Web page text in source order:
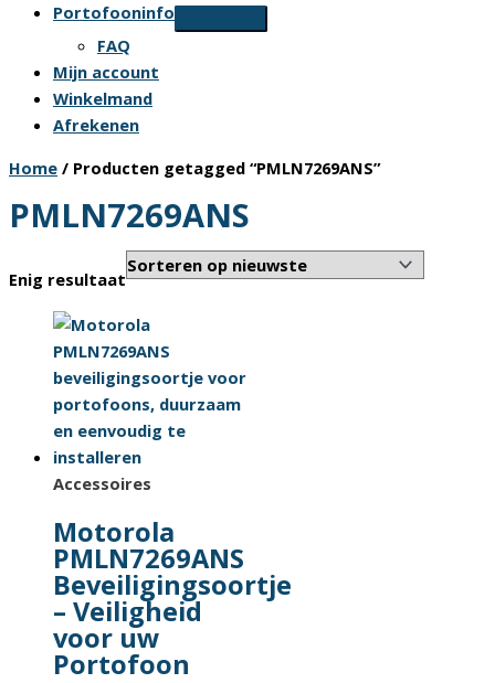
Portofooninfo
FAQ
Mijn account
Winkelmand
Afrekenen
Home / Producten getagged “PMLN7269ANS”
PMLN7269ANS
Enig resultaat
Accessoires
Motorola
PMLN7269ANS
Beveiligingsoortje
– Veiligheid
voor uw
Portofoon